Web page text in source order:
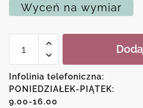
Wyceń na wymiar
Plakat
kobieta
Infolinia telefoniczna:
PONIEDZIAŁEK-PIĄTEK:
9.00-16.00